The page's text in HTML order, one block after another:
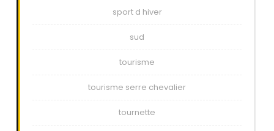
sport d hiver
sud
tourisme
tourisme serre chevalier
tournette